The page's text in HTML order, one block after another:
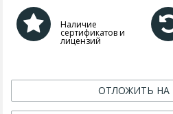
Наличие
сертификатов и
лицензий
ОТЛОЖИТЬ